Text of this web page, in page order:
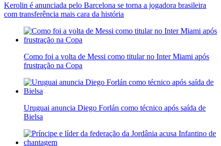
Kerolin é anunciada pelo Barcelona se torna a jogadora brasileira
com transferência mais cara da história
Como foi a volta de Messi como titular no Inter Miami após
frustração na Copa
Uruguai anuncia Diego Forlán como técnico após saída de
Bielsa